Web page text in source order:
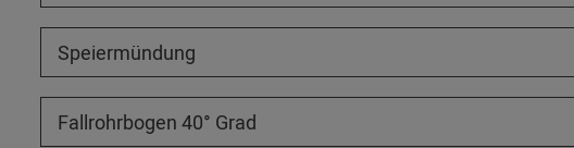
Speiermündung
Fallrohrbogen 40° Grad